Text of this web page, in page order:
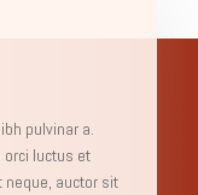
pulvinar a.
luctus et
neque, auctor sit